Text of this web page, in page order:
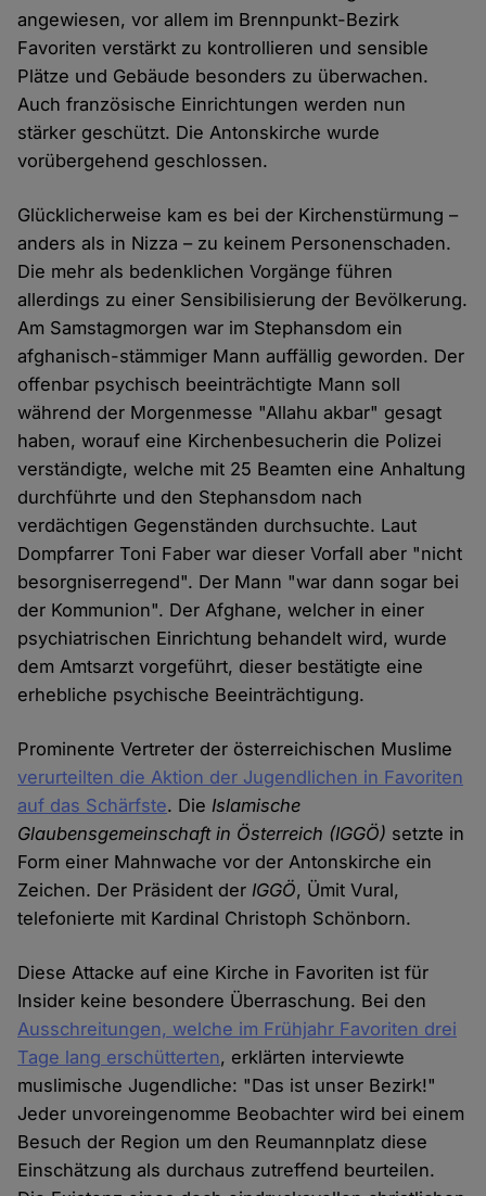
angewiesen, vor allem im Brennpunkt-Bezirk
Favoriten verstärkt zu kontrollieren und sensible
Plätze und Gebäude besonders zu überwachen.
Auch französische Einrichtungen werden nun
stärker geschützt. Die Antonskirche wurde
vorübergehend geschlossen.
Glücklicherweise kam es bei der Kirchenstürmung –
anders als in Nizza – zu keinem Personenschaden.
Die mehr als bedenklichen Vorgänge führen
allerdings zu einer Sensibilisierung der Bevölkerung.
Am Samstagmorgen war im Stephansdom ein
afghanisch-stämmiger Mann auffällig geworden. Der
offenbar psychisch beeinträchtigte Mann soll
während der Morgenmesse "Allahu akbar" gesagt
haben, worauf eine Kirchenbesucherin die Polizei
verständigte, welche mit 25 Beamten eine Anhaltung
durchführte und den Stephansdom nach
verdächtigen Gegenständen durchsuchte. Laut
Dompfarrer Toni Faber war dieser Vorfall aber "nicht
besorgniserregend". Der Mann "war dann sogar bei
der Kommunion". Der Afghane, welcher in einer
psychiatrischen Einrichtung behandelt wird, wurde
dem Amtsarzt vorgeführt, dieser bestätigte eine
erhebliche psychische Beeinträchtigung.
Prominente Vertreter der österreichischen Muslime
verurteilten die Aktion der Jugendlichen in Favoriten
auf das Schärfste. DieIslamische
Glaubensgemeinschaft in Österreich (IGGÖ) setzte in
Form einer Mahnwache vor der Antonskirche ein
Zeichen. Der Präsident derIGGÖ, Ümit Vural,
telefonierte mit Kardinal Christoph Schönborn.
Diese Attacke auf eine Kirche in Favoriten ist für
Insider keine besondere Überraschung. Bei den
Ausschreitungen, welche im Frühjahr Favoriten drei
Tage lang erschütterten, erklärten interviewte
muslimische Jugendliche: "Das ist unser Bezirk!"
Jeder unvoreingenomme Beobachter wird bei einem
Besuch der Region um den Reumannplatz diese
Einschätzung als durchaus zutreffend beurteilen.